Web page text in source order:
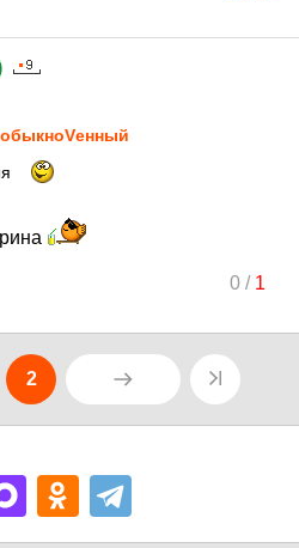
0/ 1
2